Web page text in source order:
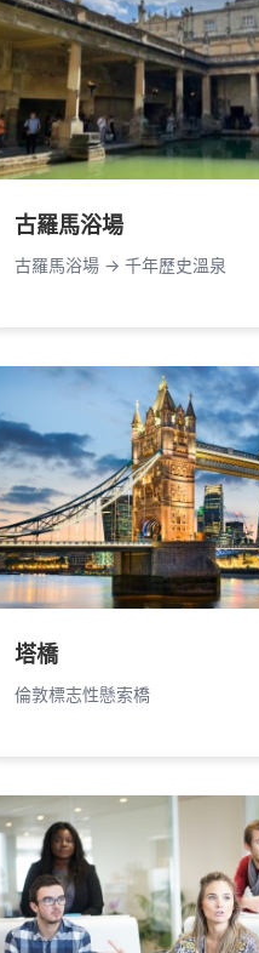
古羅馬浴場
古羅馬浴場 -> 千年歷史溫泉
塔橋
倫敦標志性懸索橋